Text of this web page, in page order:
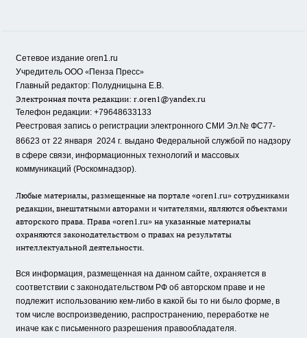
Сетевое издание oren1.ru
Учредитель ООО «Пенза Пресс»
Главный редактор: Полудницына Е.В.
Электронная почта редакции: r.oren1@yandex.ru
Телефон редакции: +79648633133
Реестровая запись о регистрации электронного СМИ Эл.№ ФС77-
86623 от 22 января 2024 г. выдано Федеральной службой по надзору
в сфере связи, информационных технологий и массовых
коммуникаций (Роскомнадзор).
Любые материалы, размещенные на портале «oren1.ru» сотрудниками
редакции, внештатными авторами и читателями, являются объектами
авторского права. Права «oren1.ru» на указанные материалы
охраняются законодательством о правах на результаты
интеллектуальной деятельности.
Вся информация, размещенная на данном сайте, охраняется в
соответствии с законодательством РФ об авторском праве и не
подлежит использованию кем-либо в какой бы то ни было форме, в
том числе воспроизведению, распространению, переработке не
иначе как с письменного разрешения правообладателя.